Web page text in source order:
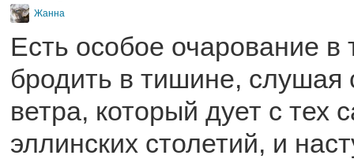
Жанна
Есть особое очарование в
бродить в тишине, слушая
ветра, который дует с тех
эллинских столетий, и